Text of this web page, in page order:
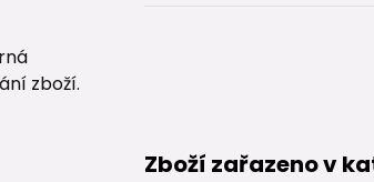
zboží.
Zboží zařazeno v